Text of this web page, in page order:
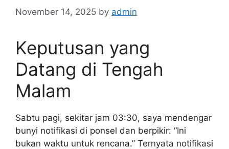
November 14, 2025 by admin
Keputusan yang
Datang di Tengah
Malam
Sabtu pagi, sekitar jam 03:30, saya mendengar
bunyi notifikasi di ponsel dan berpikir: “Ini
bukan waktu untuk rencana.” Ternyata notifikasi